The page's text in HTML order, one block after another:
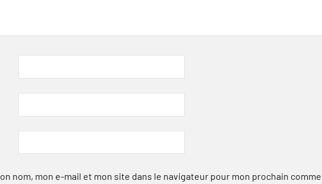
nom, mon e-mail et mon site dans le navigateur pour mon prochain